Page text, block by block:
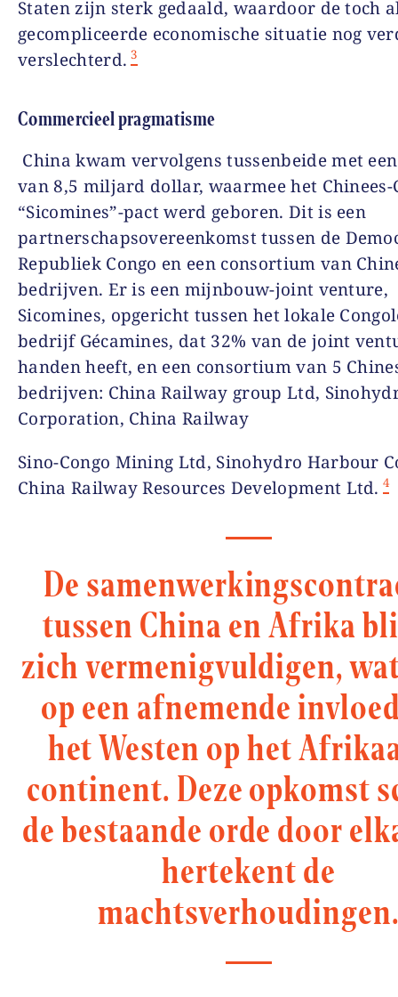
Staten zijn sterk gedaald, waardoor de toch
gecompliceerde economische situatie nog
verslechterd. 3
Commercieel pragmatisme
China kwam vervolgens tussenbeide met
van 8,5 miljard dollar, waarmee het Chinees-
“Sicomines”-pact werd geboren. Dit is een
partnerschapsovereenkomst tussen de
Republiek Congo en een consortium van
bedrijven. Er is een mijnbouw-joint venture,
Sicomines, opgericht tussen het lokale
bedrijf Gécamines, dat 32% van de joint
handen heeft, en een consortium van 5
bedrijven: China Railway group Ltd,
Corporation, China Railway
Sino-Congo Mining Ltd, Sinohydro Harbour
China Railway Resources Development Ltd. 4
De
tussen China en Afrika
zich vermenigvuldigen,
op een afnemende
het Westen op het
continent. Deze opkomst
de bestaande orde door
hertekent de